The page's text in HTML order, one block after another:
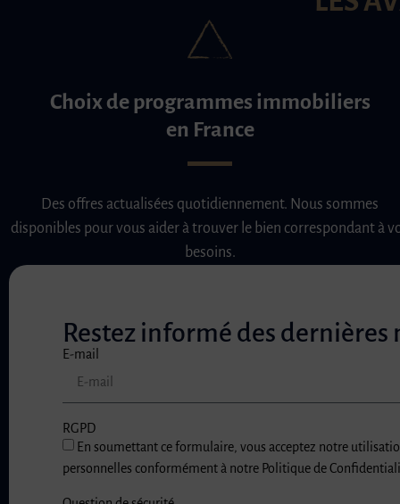
Choix de programmes immobiliers
en France
Des offres actualisées quotidiennement. Nous sommes
disponibles pour vous aider à trouver le bien correspondant à
besoins.
Restez informé des dernières
E-mail
RGPD
En soumettant ce formulaire, vous acceptez notre
personnelles conformément à notre Politique de